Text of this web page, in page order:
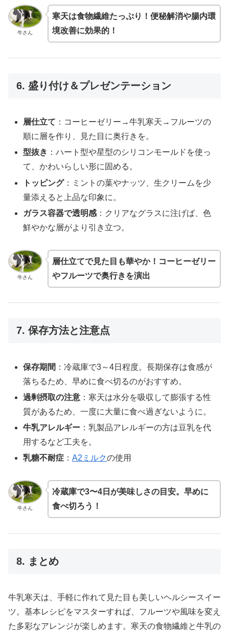
牛さん
寒天は食物繊維たっぷり！便秘解消や腸内環
境改善に効果的！
6. 盛り付け＆プレゼンテーション
層仕立て ：コーヒーゼリー→牛乳寒天→フルーツの
順に層を作り、見た目に奥行きを。
型抜き ：ハート型や星型のシリコンモールドを使っ
て、かわいらしい形に固める。
トッピング：ミントの葉やナッツ、生クリームを少
量添えると上品な印象に。
ガラス容器で透明感 ：クリアなグラスに注げば、色
鮮やかな層がより引き立つ。
牛さん
層仕立てで見た目も華やか！コーヒーゼリー
やフルーツで奥行きを演出
7. 保存方法と注意点
保存期間 ：冷蔵庫で3～4日程度。長期保存は食感が
落ちるため、早めに食べ切るのがおすすめ。
過剰摂取の注意 ：寒天は水分を吸収して膨張する性
質があるため、一度に大量に食べ過ぎないように。
牛乳アレルギー ：乳製品アレルギーの方は豆乳を代
用するなど工夫を。
乳糖不耐症 ：A2ミルクの使用
牛さん
冷蔵庫で3〜4日が美味しさの目安。早めに
食べ切ろう！
8. まとめ
牛乳寒天は、手軽に作れて見た目も美しいヘルシースイー
ツ。基本レシピをマスターすれば、フルーツや風味を変え
た多彩なアレンジが楽しめます。寒天の食物繊維と牛乳の